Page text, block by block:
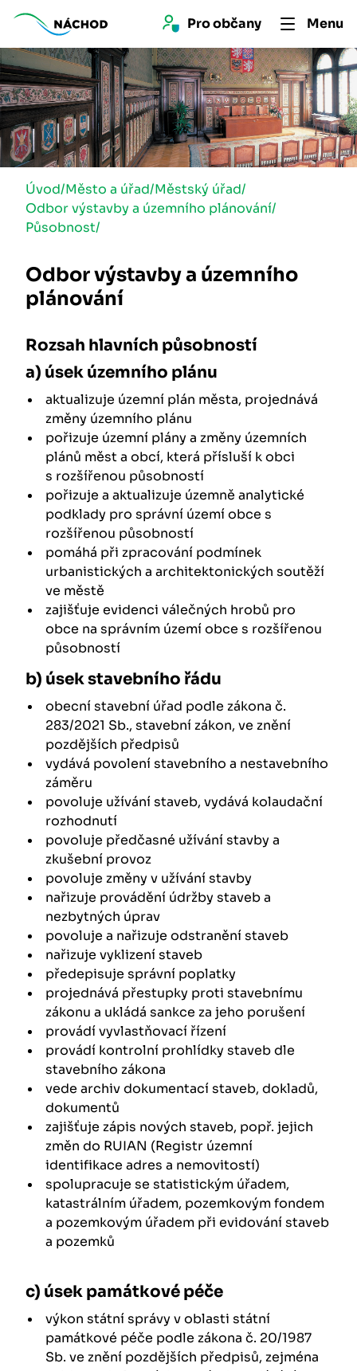
Pro občany Menu
Úvod/Město a úřad/Městský úřad/
Odbor výstavby a územního plánování/
Působnost/
Odbor výstavby a územního
plánování
Rozsah hlavních působností
a) úsek územního plánu
aktualizuje územní plán města, projednává
změny územního plánu
pořizuje územní plány a změny územních
plánů měst a obcí, která přísluší k obci
s rozšířenou působností
pořizuje a aktualizuje územně analytické
podklady pro správní území obce s
rozšířenou působností
pomáhá při zpracování podmínek
urbanistických a architektonických soutěží
ve městě
zajišťuje evidenci válečných hrobů pro
obce na správním území obce s rozšířenou
působností
b) úsek stavebního řádu
obecní stavební úřad podle zákona č.
283/2021 Sb., stavební zákon, ve znění
pozdějších předpisů
vydává povolení stavebního a nestavebního
záměru
povoluje užívání staveb, vydává kolaudační
rozhodnutí
povoluje předčasné užívání stavby a
zkušební provoz
povoluje změny v užívání stavby
nařizuje provádění údržby staveb a
nezbytných úprav
povoluje a nařizuje odstranění staveb
nařizuje vyklizení staveb
předepisuje správní poplatky
projednává přestupky proti stavebnímu
zákonu a ukládá sankce za jeho porušení
provádí vyvlastňovací řízení
provádí kontrolní prohlídky staveb dle
stavebního zákona
vede archiv dokumentací staveb, dokladů,
dokumentů
zajišťuje zápis nových staveb, popř. jejich
změn do RUIAN (Registr územní
identifikace adres a nemovitostí)
spolupracuje se statistickým úřadem,
katastrálním úřadem, pozemkovým fondem
a pozemkovým úřadem při evidování staveb
a pozemků
c) úsek památkové péče
výkon státní správy v oblasti státní
památkové péče podle zákona č. 20/1987
Sb. ve znění pozdějších předpisů, zejména